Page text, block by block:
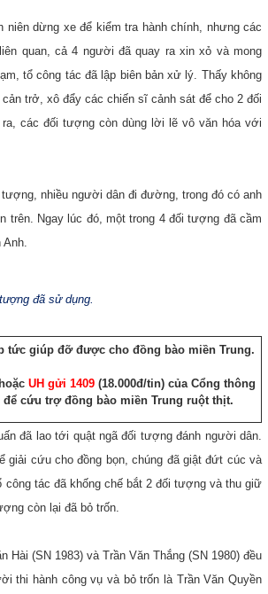
dừng xe để kiểm tra hành chính, nhưng các
quan, cả 4 người đã quay ra xin xỏ và mong
tổ công tác đã lập biên bản xử lý. Thấy không
trở, xô đẩy các chiến sĩ cảnh sát để cho 2 đối
các đối tượng còn dùng lời lẽ vô văn hóa với
nhiều người dân đi đường, trong đó có anh
trên. Ngay lúc đó, một trong 4 đối tượng đã cầm
Anh.
đã sử dụng.
giúp đỡ được cho đồng bào miền Trung.
UH gửi 1409 (18.000đ/tin) của Cổng thông
để cứu trợ đồng bào miền Trung ruột thịt.
đã lao tới quật ngã đối tượng đánh người dân.
giải cứu cho đồng bọn, chúng đã giật đứt cúc và
công tác đã khống chế bắt 2 đối tượng và thu giữ
còn lại đã bỏ trốn.
(SN 1983) và Trần Văn Thắng (SN 1980) đều
thi hành công vụ và bỏ trốn là Trần Văn Quyền